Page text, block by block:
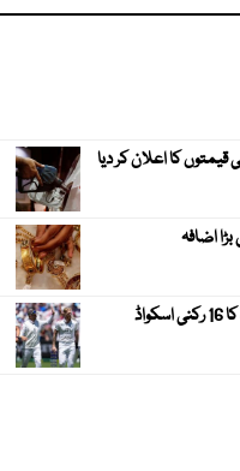
کا اعلان کر دیا
اضافہ
پاکستان کیخلاف ٹیسٹ سیریز ، انگلینڈ کا 16 رکنی اسکواڈ